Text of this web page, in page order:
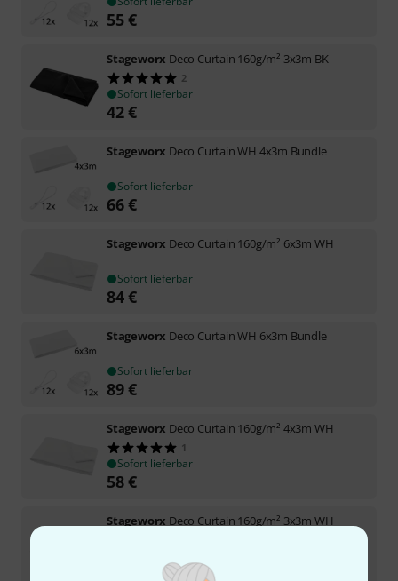
55€
Stageworx Deco Curtain 160g/m² 3x3m BK
2
Sofort lieferbar
42€
Stageworx Deco Curtain WH 4x3m Bundle
Sofort lieferbar
66€
Stageworx Deco Curtain 160g/m² 6x3m WH
Sofort lieferbar
84€
Stageworx Deco Curtain WH 6x3m Bundle
Sofort lieferbar
89€
Stageworx Deco Curtain 160g/m² 4x3m WH
1
Sofort lieferbar
58€
Stageworx Deco Curtain 160g/m² 3x3m WH